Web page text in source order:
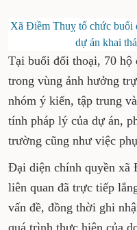
Xã Điềm Thuỵ tổ chức buổi
dự án khai
Tại buổi đối thoại, 70 hộ
trong vùng ảnh hưởng
nhóm ý kiến, tập trung
tính pháp lý của dự án,
trường cũng như việc
Đại diện chính quyền xã
liên quan đã trực tiếp
vấn đề, đồng thời ghi
quá trình thực hiện của